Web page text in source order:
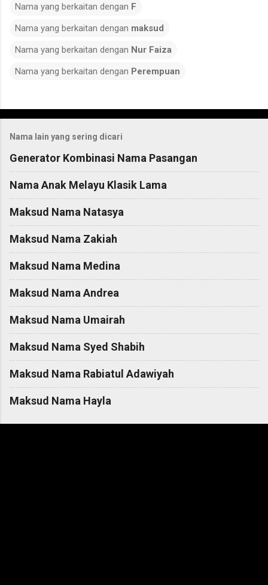
Nama yang berkaitan dengan F
Nama yang berkaitan dengan maksud
Nama yang berkaitan dengan Nur Faiza
Nama yang berkaitan dengan Perempuan
o
m
m
e
n
Nama lain yang sering dicari
Generator Kombinasi Nama Pasangan
Nama Anak Melayu Klasik Lama
Maksud Nama Natasya
Maksud Nama Zakiah
Maksud Nama Medina
Maksud Nama Andrea
Maksud Nama Umairah
Maksud Nama Syed Shabih
Maksud Nama Rabiatul Adawiyah
Maksud Nama Hayla